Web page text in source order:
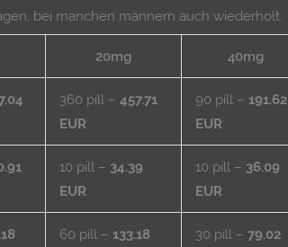
bei manchen männern auch wiederholt.
20mg 40mg
360 pill –457.71
EUR
90 pill – 191.62
EUR
10 pill – 34.39
EUR
10 pill – 36.09
EUR
60 pill – 133.18
30 pill –79.02